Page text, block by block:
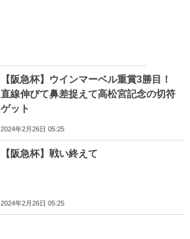
【阪急杯】ウインマーベル重賞3勝目！
直線伸びて鼻差捉えて高松宮記念の切符
ゲット
2024年2月26日 05:25
【阪急杯】戦い終えて
2024年2月26日 05:25